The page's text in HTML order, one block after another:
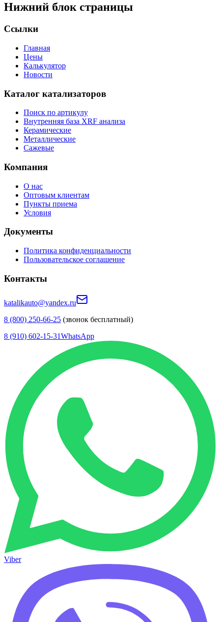
Нижний блок страницы
Ссылки
Главная
Цены
Калькулятор
Новости
Каталог катализаторов
Поиск по артикулу
Внутренняя база XRF анализа
Керамические
Металлические
Сажевые
Компания
О нас
Оптовым клиентам
Пункты приема
Условия
Документы
Политика конфиденциальности
Пользовательское соглашение
Контакты
katalikauto@yandex.ru
8 (800) 250-66-25 (звонок бесплатный)
8 (910) 602-15-31WhatsApp
Viber